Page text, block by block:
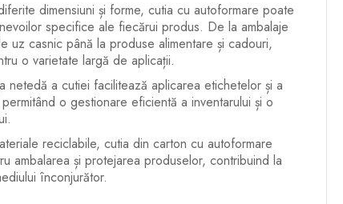
dimensiuni și forme, cutia cu autoformare poate
specifice ale fiecărui produs. De la ambalaje
uz casnic până la produse alimentare și cadouri,
o varietate largă de aplicații.
netedă a cutiei facilitează aplicarea etichetelor și a
o gestionare eficientă a inventarului și o
reciclabile, cutia din carton cu autoformare
ambalarea și protejarea produselor, contribuind la
înconjurător.